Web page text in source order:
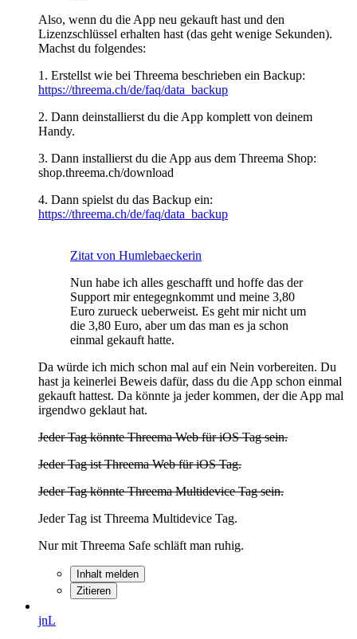
Also, wenn du die App neu gekauft hast und den
Lizenzschlüssel erhalten hast (das geht wenige Sekunden).
Machst du folgendes:
1. Erstellst wie bei Threema beschrieben ein Backup:
https://threema.ch/de/faq/data_backup
2. Dann deinstallierst du die App komplett von deinem
Handy.
3. Dann installierst du die App aus dem Threema Shop:
shop.threema.ch/download
4. Dann spielst du das Backup ein:
https://threema.ch/de/faq/data_backup
Zitat von Humlebaeckerin
Nun habe ich alles geschafft und hoffe das der
Support mir entegegnkommt und meine 3,80
Euro zurueck ueberweist. Es geht mir nicht um
die 3,80 Euro, aber um das man es ja schon
einmal gekauft hatte.
Da würde ich mich schon mal auf ein Nein vorbereiten. Du
hast ja keinerlei Beweis dafür, dass du die App schon einmal
gekauft hattest. Da könnte ja jeder kommen, der die App mal
irgendwo geklaut hat.
Jeder Tag könnte Threema Web für iOS Tag sein.
Jeder Tag ist Threema Web für iOS Tag.
Jeder Tag könnte Threema Multidevice Tag sein.
Jeder Tag ist Threema Multidevice Tag.
Nur mit Threema Safe schläft man ruhig.
Inhalt melden
Zitieren
jnL